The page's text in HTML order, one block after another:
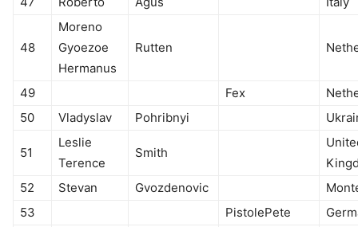
48
Moreno
Gyoezoe
Hermanus
Rutten
49 Fex
50
Vladyslav Pohribnyi
51
Leslie
Terence
Smith
52
Stevan Gvozdenovic
53
PistolePete